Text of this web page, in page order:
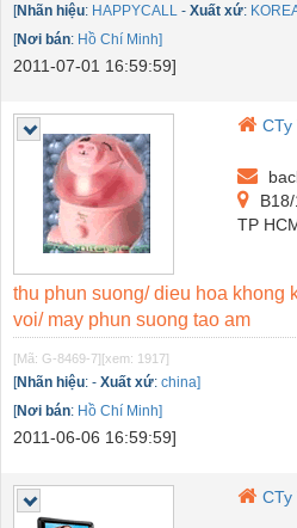
[Nhãn hiệu: HAPPYCALL - Xuất xứ:
[Nơi bán: Hồ Chí Minh]
2011-07-01 16:59:59]
CTy
TP
thu phun suong/ dieu hoa khong
voi/ may phun suong tao am
[Mã: G-8469-7][xem: 1917]
[Nhãn hiệu: - Xuất xứ: china]
[Nơi bán: Hồ Chí Minh]
2011-06-06 16:59:59]
CTy